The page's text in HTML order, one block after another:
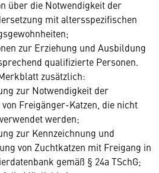
über die Notwendigkeit der
mit altersspezifischen
zur Erziehung und Ausbildung
qualifizierte Personen.
zusätzlich:
zur Notwendigkeit der
Freigänger-Katzen, die nicht
werden;
zur Kennzeichnung und
von Zuchtkatzen mit Freigang in
gemäß § 24a TSchG;